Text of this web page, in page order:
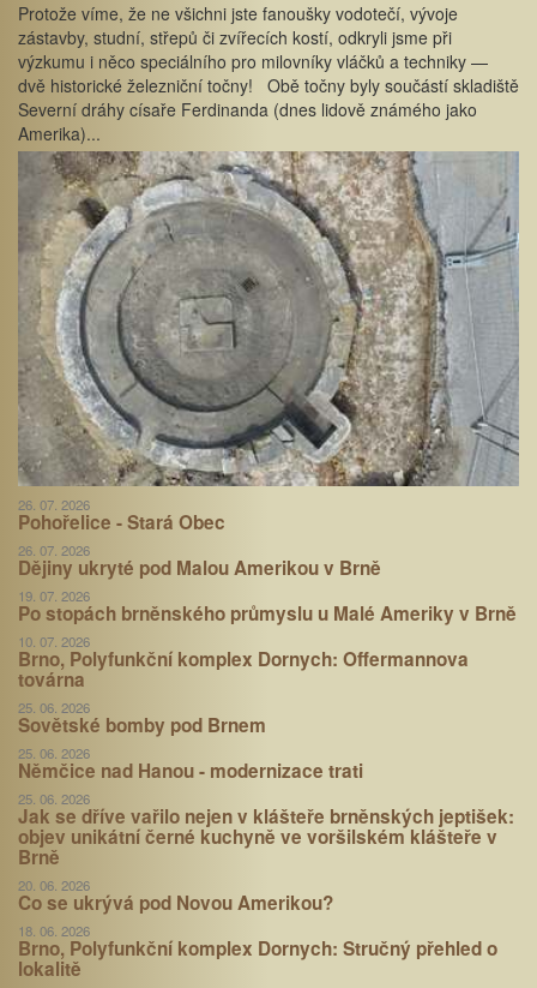
Protože víme, že ne všichni jste fanoušky vodotečí, vývoje
zástavby, studní, střepů či zvířecích kostí, odkryli jsme při
výzkumu i něco speciálního pro milovníky vláčků a techniky —
dvě historické železniční točny! Obě točny byly součástí skladiště
Severní dráhy císaře Ferdinanda (dnes lidově známého jako
Amerika)...
26. 07. 2026
Pohořelice - Stará Obec
26. 07. 2026
Dějiny ukryté pod Malou Amerikou v Brně
19. 07. 2026
Po stopách brněnského průmyslu u Malé Ameriky v Brně
10. 07. 2026
Brno, Polyfunkční komplex Dornych: Offermannova
továrna
25. 06. 2026
Sovětské bomby pod Brnem
25. 06. 2026
Němčice nad Hanou - modernizace trati
25. 06. 2026
Jak se dříve vařilo nejen v klášteře brněnských jeptišek:
objev unikátní černé kuchyně ve voršilském klášteře v
Brně
20. 06. 2026
Co se ukrývá pod Novou Amerikou?
18. 06. 2026
Brno, Polyfunkční komplex Dornych: Stručný přehled o
lokalitě